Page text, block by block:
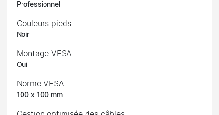
Professionnel
Couleurs pieds
Noir
Montage VESA
Oui
Norme VESA
100 x 100 mm